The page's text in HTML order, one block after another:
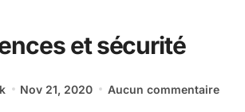
et sécurité
Nov 21, 2020
Aucun commentaire